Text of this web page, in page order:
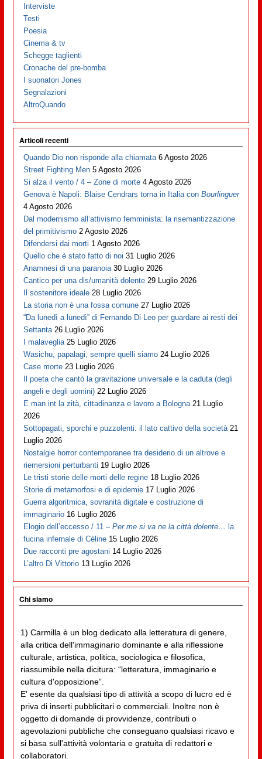
Interviste
Testi
Poesia
Cinema & tv
Schegge taglienti
Cronache del pre-bomba
I suonatori Jones
Segnalazioni
AltroQuando
Articoli recenti
Quando Dio non risponde alla chiamata 6 Agosto 2026
Street Fighting Men 5 Agosto 2026
Si alza il vento / 4 – Zone di morte 4 Agosto 2026
Genova è Napoli: Blaise Cendrars torna in Italia conBourlinguer
4 Agosto 2026
Dal modernismo all’attivismo femminista: la risemantizzazione
del primitivismo 2 Agosto 2026
Difendersi dai morti 1 Agosto 2026
Quello che è stato fatto di noi 31 Luglio 2026
Anamnesi di una paranoia 30 Luglio 2026
Cantico per una dis/umanità dolente 29 Luglio 2026
Il sostenitore ideale 28 Luglio 2026
La storia non è una fossa comune 27 Luglio 2026
“Da lunedì a lunedì” di Fernando Di Leo per guardare ai resti dei
Settanta 26 Luglio 2026
I malaveglia 25 Luglio 2026
Wasichu, papalagi, sempre quelli siamo 24 Luglio 2026
Case morte 23 Luglio 2026
Il poeta che cantò la gravitazione universale e la caduta (degli
angeli e degli uomini) 22 Luglio 2026
E man int la zità, cittadinanza e lavoro a Bologna 21 Luglio
2026
Sottopagati, sporchi e puzzolenti: il lato cattivo della società 21
Luglio 2026
Nostalgie horror contemporanee tra desiderio di un altrove e
riemersioni perturbanti 19 Luglio 2026
Le tristi storie delle morti delle regine 18 Luglio 2026
Storie di metamorfosi e di epidemie 17 Luglio 2026
Guerra algoritmica, sovranità digitale e costruzione di
immaginario 16 Luglio 2026
Elogio dell’eccesso / 11 –Per me si va ne la città dolente… la
fucina infernale di Cèline 15 Luglio 2026
Due racconti pre agostani 14 Luglio 2026
L’altro Di Vittorio 13 Luglio 2026
Chi siamo
1) Carmilla è un blog dedicato alla letteratura di genere,
alla critica dell'immaginario dominante e alla riflessione
culturale, artistica, politica, sociologica e filosofica,
riassumibile nella dicitura: “letteratura, immaginario e
cultura d'opposizione”.
E' esente da qualsiasi tipo di attività a scopo di lucro ed è
priva di inserti pubblicitari o commerciali. Inoltre non è
oggetto di domande di provvidenze, contributi o
agevolazioni pubbliche che conseguano qualsiasi ricavo e
si basa sull'attività volontaria e gratuita di redattori e
collaboratori.